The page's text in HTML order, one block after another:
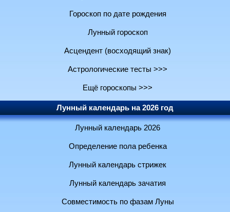
Гороскоп по дате рождения
Лунный гороскоп
Асцендент (восходящий знак)
Астрологические тесты >>>
Ещё гороскопы >>>
Лунный календарь на 2026 год
Лунный календарь 2026
Определение пола ребенка
Лунный календарь стрижек
Лунный календарь зачатия
Совместимость по фазам Луны